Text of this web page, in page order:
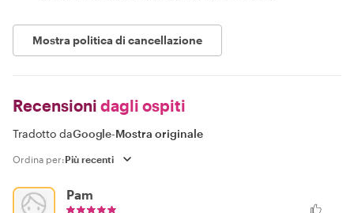
Mostra politica di cancellazione
Recensioni dagli ospiti
Tradotto daGoogle-Mostra originale
Ordina per:
Pam